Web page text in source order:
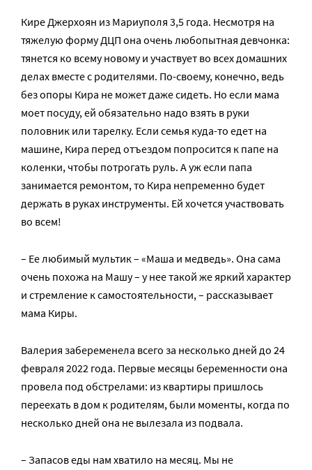
Кире Джерхоян из Мариуполя 3,5 года. Несмотря на
тяжелую форму ДЦП она очень любопытная девчонка:
тянется ко всему новому и участвует во всех домашних
делах вместе с родителями. По-своему, конечно, ведь
без опоры Кира не может даже сидеть. Но если мама
моет посуду, ей обязательно надо взять в руки
половник или тарелку. Если семья куда-то едет на
машине, Кира перед отъездом попросится к папе на
коленки, чтобы потрогать руль. А уж если папа
занимается ремонтом, то Кира непременно будет
держать в руках инструменты. Ей хочется участвовать
во всем!
– Ее любимый мультик – «Маша и медведь». Она сама
очень похожа на Машу – у нее такой же яркий характер
и стремление к самостоятельности, – рассказывает
мама Киры.
Валерия забеременела всего за несколько дней до 24
февраля 2022 года. Первые месяцы беременности она
провела под обстрелами: из квартиры пришлось
переехать в дом к родителям, были моменты, когда по
несколько дней она не вылезала из подвала.
– Запасов еды нам хватило на месяц. Мы не